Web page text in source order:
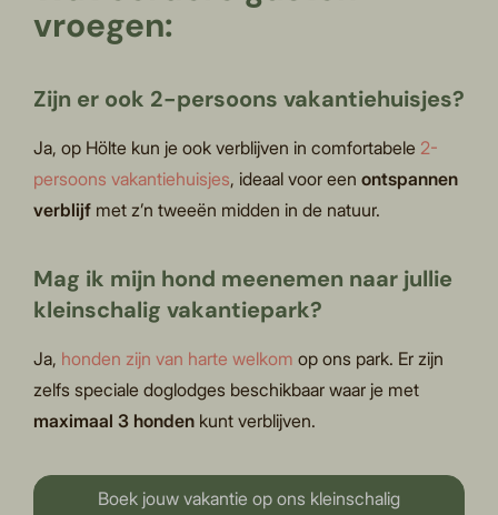
vroegen:
Zijn er ook 2-persoons vakantiehuisjes?
Ja, op Hölte kun je ook verblijven in comfortabele 2-
persoons vakantiehuisjes, ideaal voor eenontspannen
verblijf met z’n tweeën midden in de natuur.
Mag ik mijn hond meenemen naar jullie
kleinschalig vakantiepark?
Ja, honden zijn van harte welkom op ons park. Er zijn
zelfs speciale doglodges beschikbaar waar je met
maximaal 3 honden kunt verblijven.
Boek jouw vakantie op ons kleinschalig